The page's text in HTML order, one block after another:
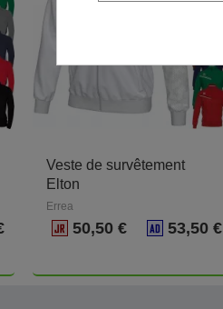
Veste de survêtement
Elton
Errea
50,50 € 53,50 €